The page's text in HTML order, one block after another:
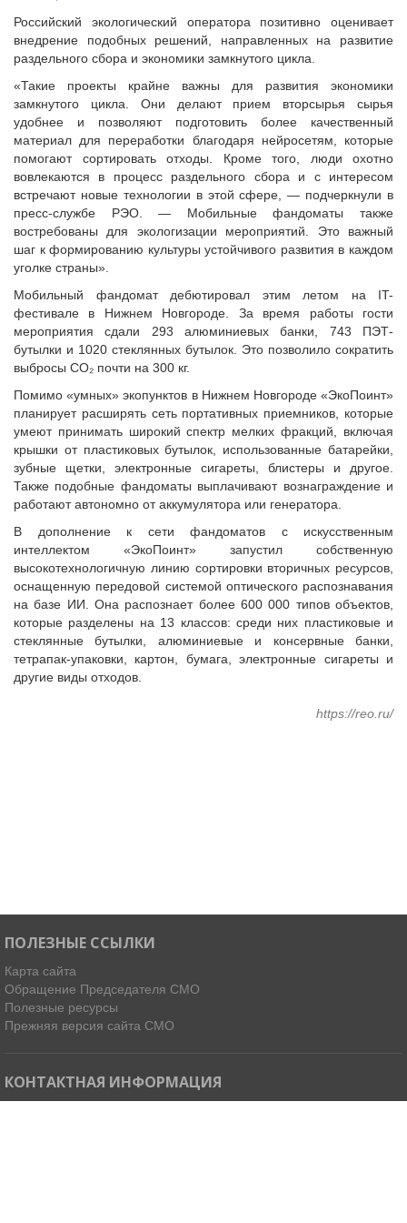
Конкурсы Совета
Семинары Совета
Издания Совета
Вопрос-ответ
ОКМО
Информационный бюллетень МСУ
НАСЕЛЕНИЕ И МСУ
ТОС
Лучшие практики ТОС
Исполнительная дирекция
Ревизионная комиссия
Палаты Совета
Комитеты Совета
Правление Совета
Обработка персональных данных
Партнеры Совета
Полезные ссылки
Инвестиционные порталы муниципальных образований
Контактная информация
НОВОСТИ
МЕТОДИЧЕСКИЙ РАЗДЕЛ
Опыт регионов
Методические материалы
Опыт муниципалитетов
Судебная практика
Мнение специалиста
Конкурсы Совета
Семинары Совета
Вопрос-ответ
ВАРМСУ
Новости ВАРМСУ
НАСЕЛЕНИЕ И МСУ
Новости ТОС
Лучшие практики ТОС
Российский экологический оператора позитивно оценивает
внедрение подобных решений, направленных на развитие
раздельного сбора и экономики замкнутого цикла.
«Такие проекты крайне важны для развития экономики
замкнутого цикла. Они делают прием вторсырья сырья
удобнее и позволяют подготовить более качественный
материал для переработки благодаря нейросетям, которые
помогают сортировать отходы. Кроме того, люди охотно
вовлекаются в процесс раздельного сбора и с интересом
встречают новые технологии в этой сфере, — подчеркнули в
пресс-службе РЭО. — Мобильные фандоматы также
востребованы для экологизации мероприятий. Это важный
шаг к формированию культуры устойчивого развития в каждом
уголке страны».
Мобильный фандомат дебютировал этим летом на IT-
фестивале в Нижнем Новгороде. За время работы гости
мероприятия сдали 293 алюминиевых банки, 743 ПЭТ-
бутылки и 1020 стеклянных бутылок. Это позволило сократить
выбросы CO₂ почти на 300 кг.
Помимо «умных» экопунктов в Нижнем Новгороде «ЭкоПоинт»
планирует расширять сеть портативных приемников, которые
умеют принимать широкий спектр мелких фракций, включая
крышки от пластиковых бутылок, использованные батарейки,
зубные щетки, электронные сигареты, блистеры и другое.
Также подобные фандоматы выплачивают вознаграждение и
работают автономно от аккумулятора или генератора.
В дополнение к сети фандоматов с искусственным
интеллектом «ЭкоПоинт» запустил собственную
высокотехнологичную линию сортировки вторичных ресурсов,
оснащенную передовой системой оптического распознавания
на базе ИИ. Она распознает более 600 000 типов объектов,
которые разделены на 13 классов: среди них пластиковые и
стеклянные бутылки, алюминиевые и консервные банки,
тетрапак-упаковки, картон, бумага, электронные сигареты и
другие виды отходов.
https://reo.ru/
ПОЛЕЗНЫЕ ССЫЛКИ
Карта сайта
Обращение Председателя СМО
Полезные ресурсы
Прежняя версия сайта СМО
КОНТАКТНАЯ ИНФОРМАЦИЯ